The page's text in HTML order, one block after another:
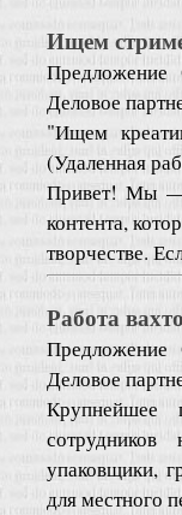
Ищем
Предложение
Деловое
"Ищем
(Удаленная
Привет! Мы —
контента,
творчестве.
Работа
Предложение
Деловое
Крупнейшее
упаковщики,
для местного